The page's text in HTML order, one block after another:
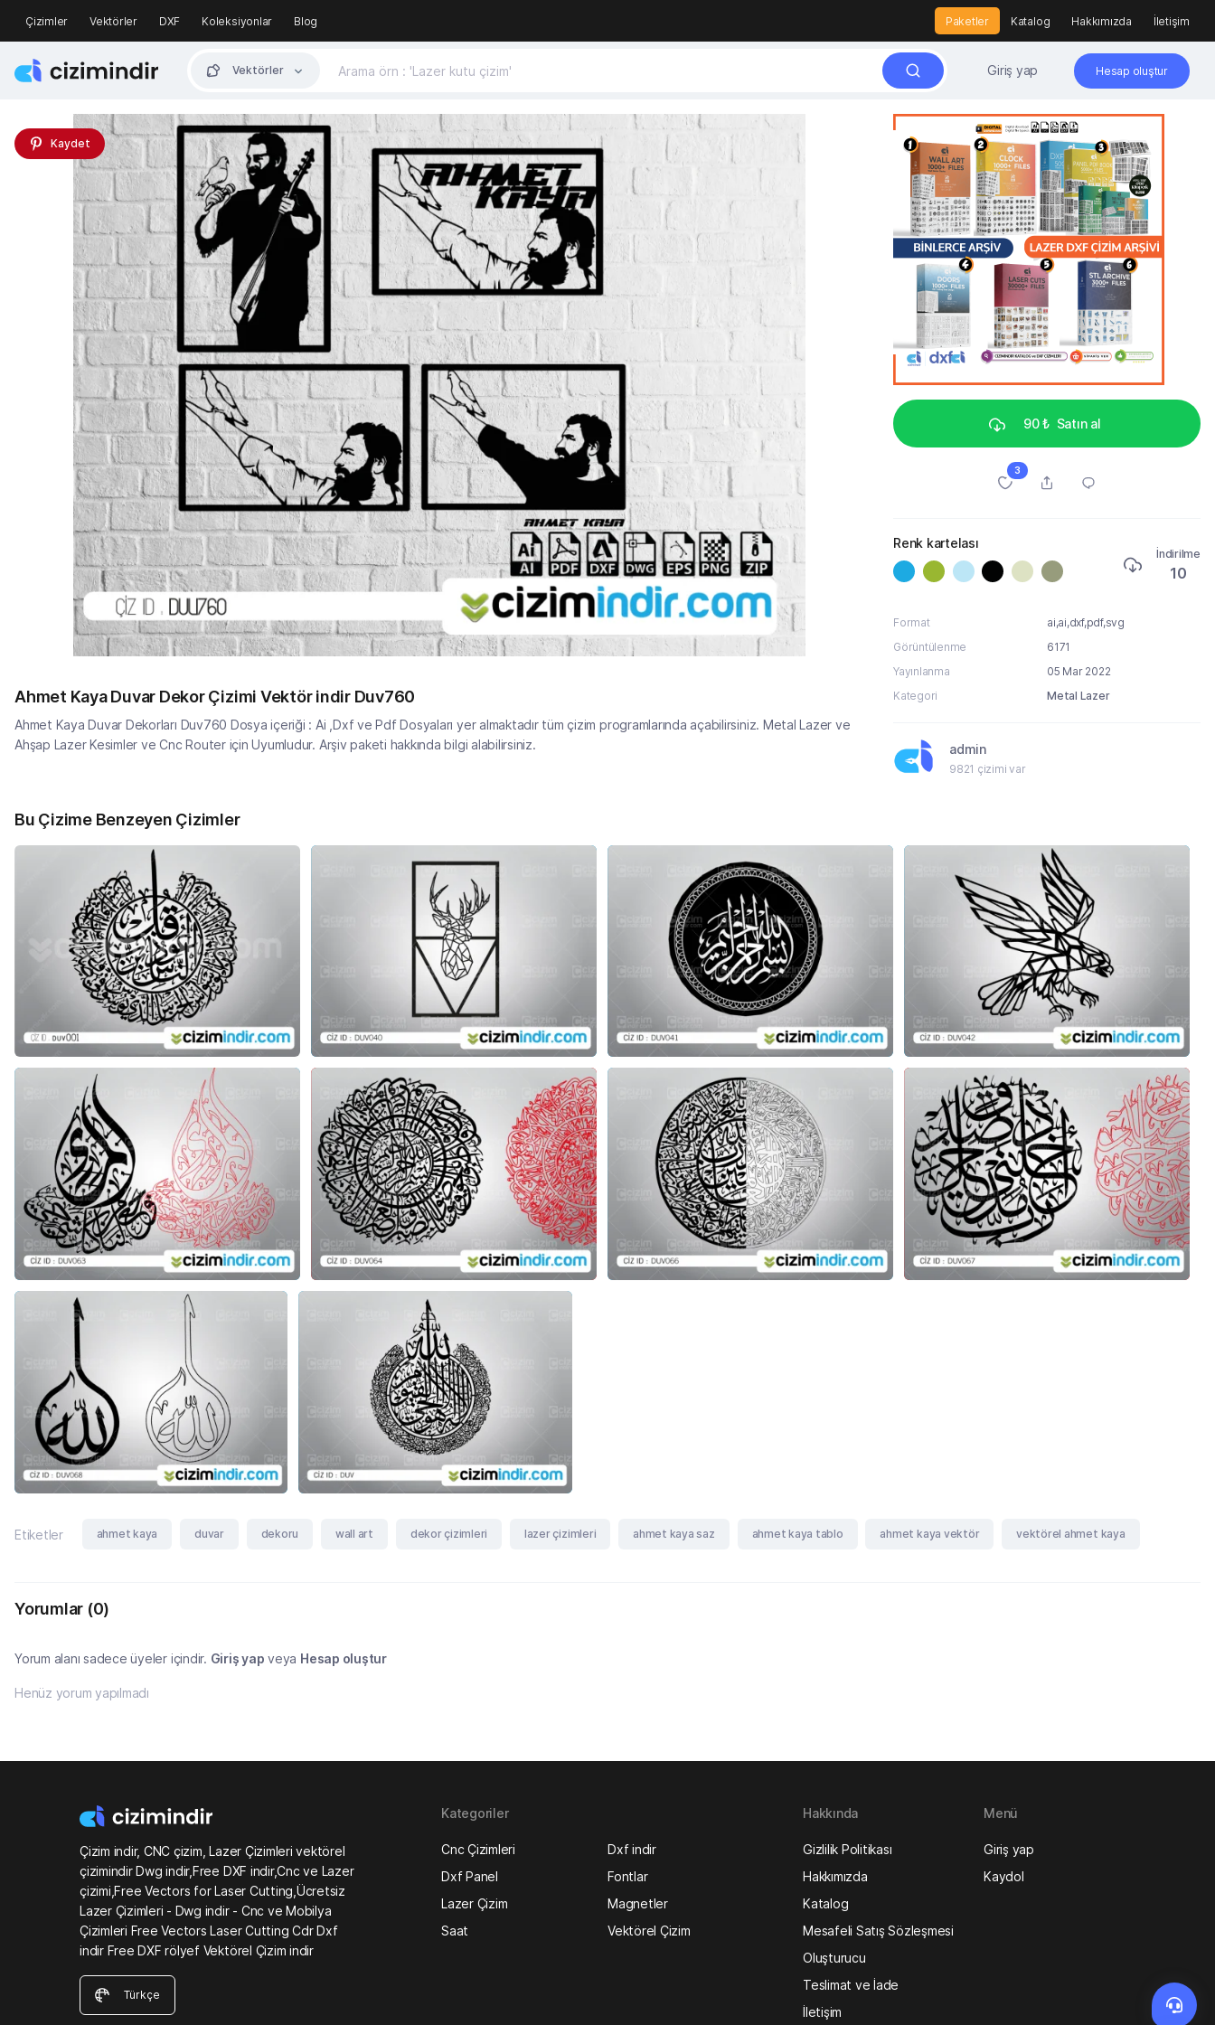
Çizimler Vektörler DXF Koleksiyonlar Blog Paketler Katalog Hakkımızda İletişim
Vektörler Giriş yap Hesap oluştur
Kaydet
Ahmet Kaya Duvar Dekor Çizimi Vektör indir Duv760
Ahmet Kaya Duvar Dekorları Duv760 Dosya içeriği : Ai ,Dxf ve Pdf Dosyaları yer almaktadır tüm çizim programlarında açabilirsiniz. Metal Lazer ve
Ahşap Lazer Kesimler ve Cnc Router için Uyumludur. Arşiv paketi hakkında bilgi alabilirsiniz.
90 ₺ Satın al
3
Renk kartelası
İndirilme
10
Format
ai,ai,dxf,pdf,svg
Görüntülenme
6171
Yayınlanma
05 Mar 2022
Kategori
Metal Lazer
admin
9821 çizimi var
Bu Çizime Benzeyen Çizimler
Etiketler ahmet kaya duvar dekoru wall art dekor çizimleri lazer çizimleri ahmet kaya saz ahmet kaya tablo ahmet kaya vektör vektörel ahmet kaya
Yorumlar (0)
Yorum alanı sadece üyeler içindir. Giriş yap veya Hesap oluştur
Henüz yorum yapılmadı
Çizim indir, CNC çizim, Lazer Çizimleri vektörel
çizimindir Dwg indir,Free DXF indir,Cnc ve Lazer
çizimi,Free Vectors for Laser Cutting,Ücretsiz
Lazer Çizimleri - Dwg indir - Cnc ve Mobilya
Çizimleri Free Vectors Laser Cutting Cdr Dxf
indir Free DXF rölyef Vektörel Çizim indir
Türkçe
Kategoriler
Cnc Çizimleri
Dxf indir
Dxf Panel
Fontlar
Lazer Çizim
Magnetler
Saat
Vektörel Çizim
Hakkında
Gizlilik Politikası
Hakkımızda
Katalog
Mesafeli Satış Sözleşmesi
Oluşturucu
Teslimat ve İade
İletişim
Menü
Giriş yap
Kaydol